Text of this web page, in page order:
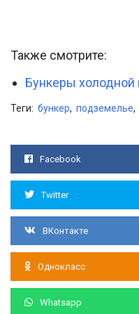
Также смотрите:
Бункеры
Теги: бункер, подземелье,
Facebook
Twitter
ВКонтакте
Однокласс
Whatsapp